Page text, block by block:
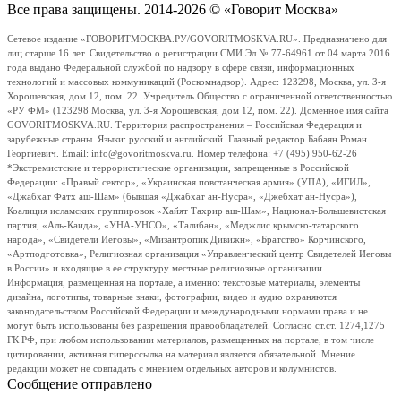
Все права защищены. 2014-2026 © «Говорит Москва»
Сетевое издание «ГОВОРИТМОСКВА.РУ/GOVORITMOSKVA.RU». Предназначено для
лиц старше 16 лет. Свидетельство о регистрации СМИ Эл № 77-64961 от 04 марта 2016
года выдано Федеральной службой по надзору в сфере связи, информационных
технологий и массовых коммуникаций (Роскомнадзор). Адрес: 123298, Москва, ул. 3-я
Хорошевская, дом 12, пом. 22. Учредитель Общество с ограниченной ответственностью
«РУ ФМ» (123298 Москва, ул. 3-я Хорошевская, дом 12, пом. 22). Доменное имя сайта
GOVORITMOSKVA.RU. Территория распространения – Российская Федерация и
зарубежные страны. Языки: русский и английский. Главный редактор Бабаян Роман
Георгиевич. Email: info@govoritmoskva.ru. Номер телефона: +7 (495) 950-62-26
*Экстремистские и террористические организации, запрещенные в Российской
Федерации: «Правый сектор», «Украинская повстанческая армия» (УПА), «ИГИЛ»,
«Джабхат Фатх аш-Шам» (бывшая «Джабхат ан-Нусра», «Джебхат ан-Нусра»),
Коалиция исламских группировок «Хайят Тахрир аш-Шам», Национал-Большевистская
партия, «Аль-Каида», «УНА-УНСО», «Талибан», «Меджлис крымско-татарского
народа», «Свидетели Иеговы», «Мизантропик Дивижн», «Братство» Корчинского,
«Артподготовка», Религиозная организация «Управленческий центр Свидетелей Иеговы
в России» и входящие в ее структуру местные религиозные организации.
Информация, размещенная на портале, а именно: текстовые материалы, элементы
дизайна, логотипы, товарные знаки, фотографии, видео и аудио охраняются
законодательством Российской Федерации и международными нормами права и не
могут быть использованы без разрешения правообладателей. Согласно ст.ст. 1274,1275
ГК РФ, при любом использовании материалов, размещенных на портале, в том числе
цитировании, активная гиперссылка на материал является обязательной. Мнение
редакции может не совпадать с мнением отдельных авторов и колумнистов.
Сообщение отправлено